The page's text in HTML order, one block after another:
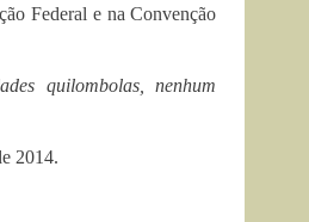
Federal e na Convenção
quilombolas, nenhum
2014.